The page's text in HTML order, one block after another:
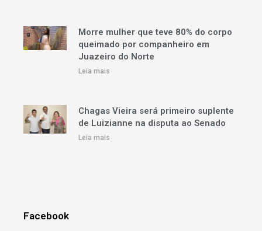
Morre mulher que teve 80% do corpo
queimado por companheiro em
Juazeiro do Norte
Leia mais
Chagas Vieira será primeiro suplente
de Luizianne na disputa ao Senado
Leia mais
Facebook